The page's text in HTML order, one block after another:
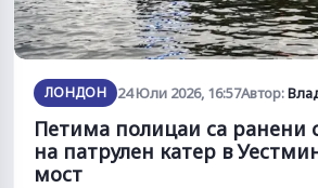
ЛОНДОН 24 Юли 2026, 16:57Автор:
Петима полицаи са ранени
на патрулен катер в
мост